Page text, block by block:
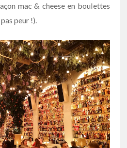
mac & cheese en boulettes
peur !).